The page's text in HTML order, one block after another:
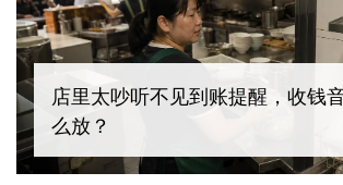
店里太吵听不见到账提醒，收钱
么放？